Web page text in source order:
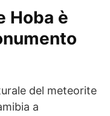
Hoba è
del meteorite
a